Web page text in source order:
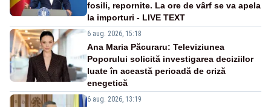
fosili, repornite. La ore de vârf se va apela
la importuri - LIVE TEXT
6 aug. 2026, 15:18
Ana Maria Păcuraru: Televiziunea
Poporului solicită investigarea deciziilor
luate în această perioadă de criză
enegetică
6 aug. 2026, 13:19